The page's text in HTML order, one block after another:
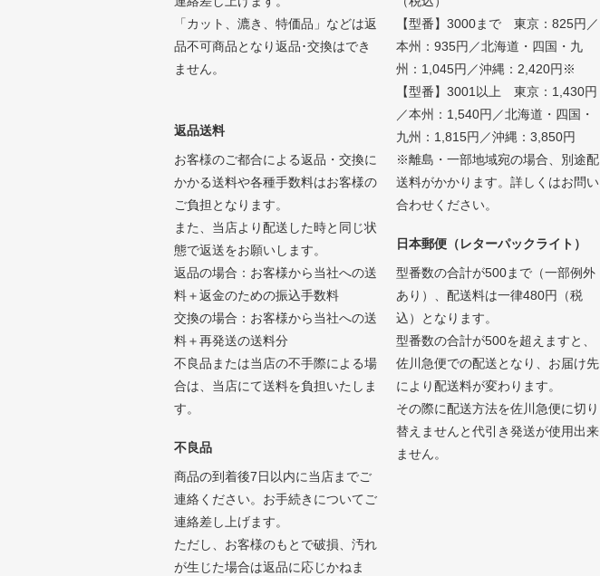
「カット、漉き、特価品」などは返
品不可商品となり返品･交換はでき
ません。
返品送料
お客様のご都合による返品・交換に
かかる送料や各種手数料はお客様の
ご負担となります。
また、当店より配送した時と同じ状
態で返送をお願いします。
返品の場合：お客様から当社への送
料＋返金のための振込手数料
交換の場合：お客様から当社への送
料＋再発送の送料分
不良品または当店の不手際による場
合は、当店にて送料を負担いたしま
す。
不良品
商品の到着後7日以内に当店までご
連絡ください。お手続きについてご
連絡差し上げます。
ただし、お客様のもとで破損、汚れ
が生じた場合は返品に応じかねま
【型番】3000まで 東京：825円／
本州：935円／北海道・四国・九
州：1,045円／沖縄：2,420円※
【型番】3001以上 東京：1,430円
／本州：1,540円／北海道・四国・
九州：1,815円／沖縄：3,850円
※離島・一部地域宛の場合、別途配
送料がかかります。詳しくはお問い
合わせください。
日本郵便（レターパックライト）
型番数の合計が500まで（一部例外
あり）、配送料は一律480円（税
込）となります。
型番数の合計が500を超えますと、
佐川急便での配送となり、お届け先
により配送料が変わります。
その際に配送方法を佐川急便に切り
替えませんと代引き発送が使用出来
ません。